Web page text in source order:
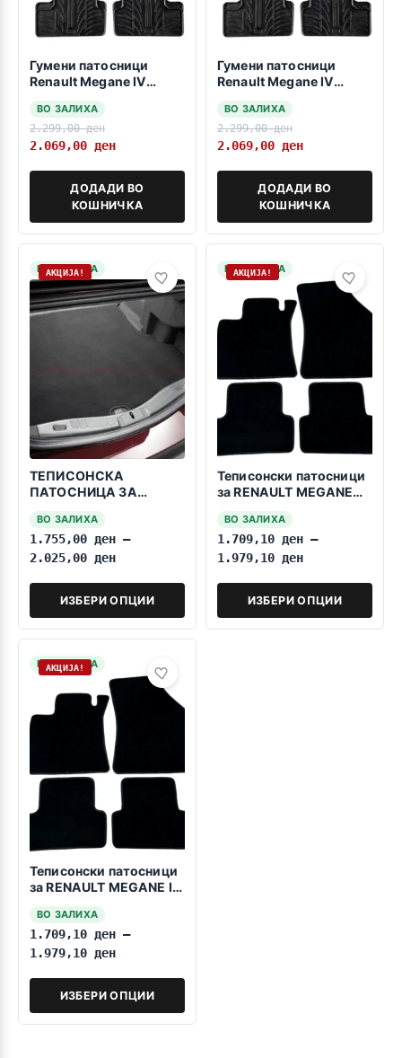
Гумени патосници
Renault Megane IV
ВО ЗАЛИХА
2.299,00ден
2.069,00 ден
ДОДАДИ ВО
КОШНИЧКА
Гумени патосници
Renault Megane IV
ВО ЗАЛИХА
2.299,00ден
2.069,00 ден
ДОДАДИ ВО
КОШНИЧКА
НА ЗАЛИХА
АКЦИЈА!
ТЕПИСОНСКА
ПАТОСНИЦА ЗА
МЕГАН 4 СЕДАН 2016-
2023
ВО ЗАЛИХА
1.755,00 ден –
2.025,00 ден
ИЗБЕРИ ОПЦИИ
НА ЗАЛИХА
АКЦИЈА!
Теписонски патосници
за RENAULT MEGANE
ВО ЗАЛИХА
1.709,10 ден –
1.979,10 ден
ИЗБЕРИ ОПЦИИ
НА ЗАЛИХА
АКЦИЈА!
Теписонски патосници
за RENAULT MEGANE IV
ВО ЗАЛИХА
1.709,10 ден –
1.979,10 ден
ИЗБЕРИ ОПЦИИ